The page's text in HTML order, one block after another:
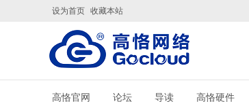
设为首页 收藏本站
高恪官网 论坛 导读 高恪硬件